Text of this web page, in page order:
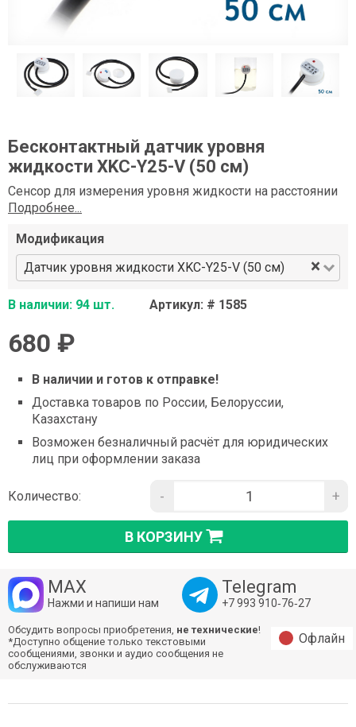
Бесконтактный датчик уровня
жидкости XKC-Y25-V (50 см)
Сенсор для измерения уровня жидкости на расстоянии
Подробнее...
Модификация
Датчик уровня жидкости XKC-Y25-V (50 см)
×
В наличии: 94 шт. Артикул: # 1585
680 ₽
В наличии и готов к отправке!
Доставка товаров по России, Белоруссии,
Казахстану
Возможен безналичный расчёт для юридических
лиц при оформлении заказа
Количество: - +
В КОРЗИНУ
MAX
Нажми и напиши нам
Telegram
+7 993 910‑76‑27
Обсудить вопросы приобретения, не технические!
*Доступно общение только текстовыми
сообщениями, звонки и аудио сообщения не
обслуживаются
Офлайн